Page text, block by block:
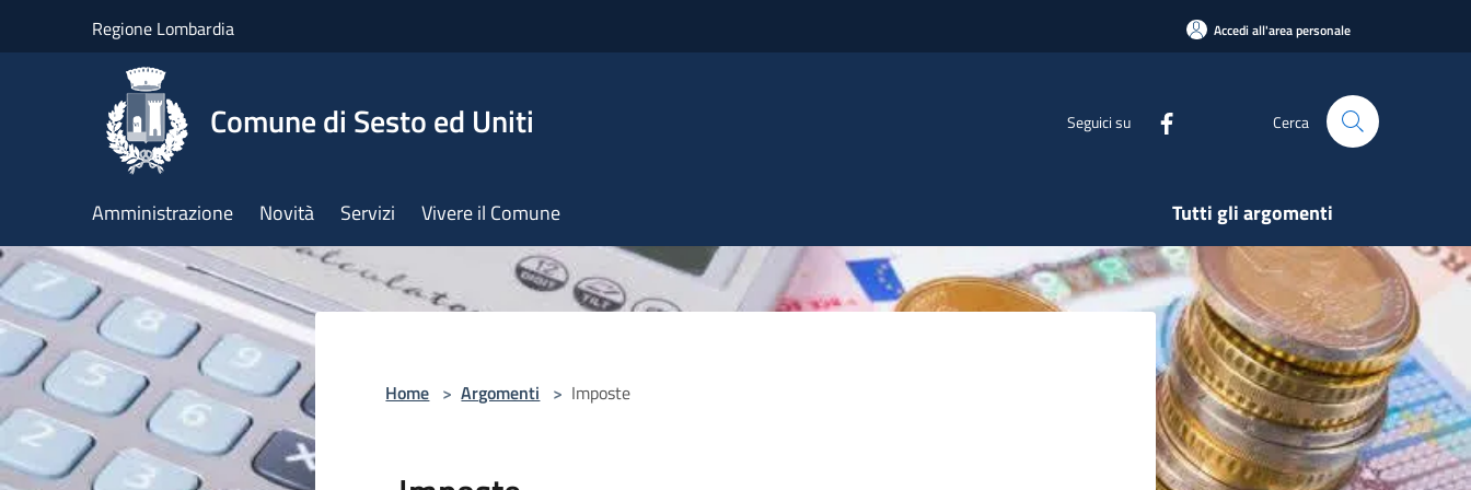
Regione Lombardia Accedi all'area personale
Comune di Sesto ed Uniti Seguici su Cerca
Amministrazione Novità Servizi Vivere il Comune Tutti gli argomenti
Home > Argomenti > Imposte